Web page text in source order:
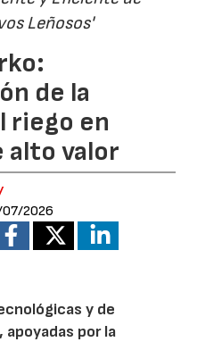
Leñosos'
de la
riego en
alto valor
2026
y de
apoyadas por la